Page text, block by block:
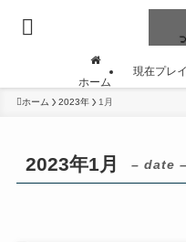
ホーム
現在プレ
ホーム 2023年 1月
2023年1月 – date –